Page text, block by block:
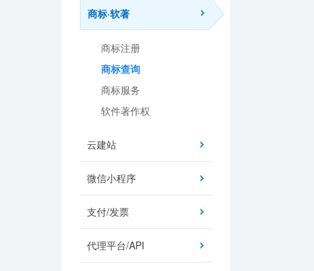
商标·软著
商标注册
商标查询
商标服务
软件著作权
云建站
微信小程序
支付/发票
代理平台/API